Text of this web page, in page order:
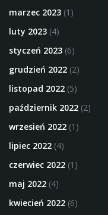
marzec 2023 (1)
luty 2023 (4)
styczeń 2023 (6)
grudzień 2022 (2)
listopad 2022 (5)
październik 2022 (2)
wrzesień 2022 (1)
lipiec 2022 (4)
czerwiec 2022 (1)
maj 2022 (4)
kwiecień 2022 (6)